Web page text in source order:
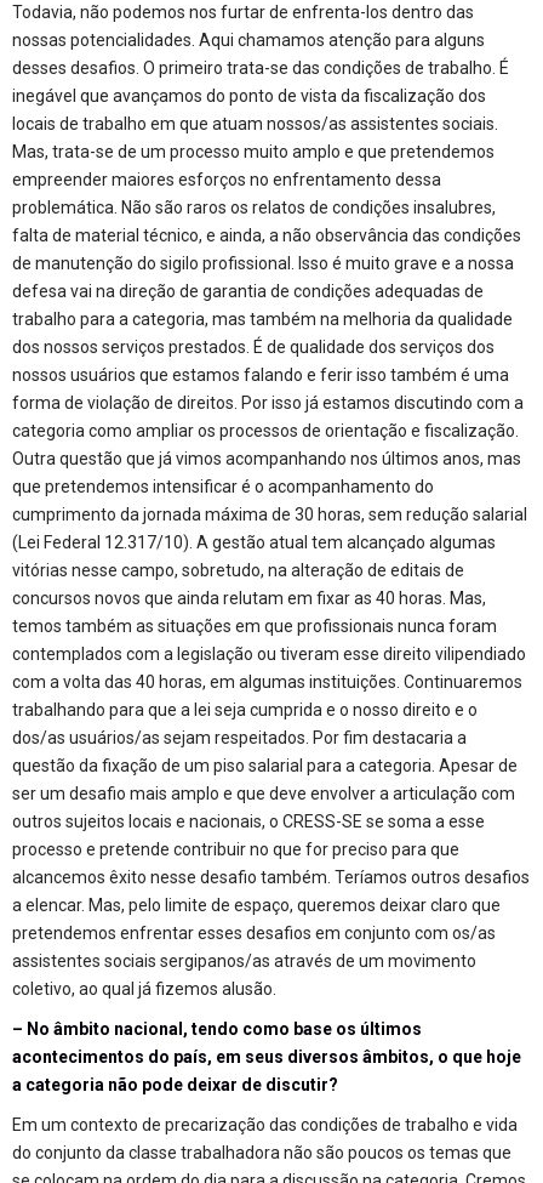
Todavia, não podemos nos furtar de enfrenta-los dentro das
nossas potencialidades. Aqui chamamos atenção para alguns
desses desafios. O primeiro trata-se das condições de trabalho. É
inegável que avançamos do ponto de vista da fiscalização dos
locais de trabalho em que atuam nossos/as assistentes sociais.
Mas, trata-se de um processo muito amplo e que pretendemos
empreender maiores esforços no enfrentamento dessa
problemática. Não são raros os relatos de condições insalubres,
falta de material técnico, e ainda, a não observância das condições
de manutenção do sigilo profissional. Isso é muito grave e a nossa
defesa vai na direção de garantia de condições adequadas de
trabalho para a categoria, mas também na melhoria da qualidade
dos nossos serviços prestados. É de qualidade dos serviços dos
nossos usuários que estamos falando e ferir isso também é uma
forma de violação de direitos. Por isso já estamos discutindo com a
categoria como ampliar os processos de orientação e fiscalização.
Outra questão que já vimos acompanhando nos últimos anos, mas
que pretendemos intensificar é o acompanhamento do
cumprimento da jornada máxima de 30 horas, sem redução salarial
(Lei Federal 12.317/10). A gestão atual tem alcançado algumas
vitórias nesse campo, sobretudo, na alteração de editais de
concursos novos que ainda relutam em fixar as 40 horas. Mas,
temos também as situações em que profissionais nunca foram
contemplados com a legislação ou tiveram esse direito vilipendiado
com a volta das 40 horas, em algumas instituições. Continuaremos
trabalhando para que a lei seja cumprida e o nosso direito e o
dos/as usuários/as sejam respeitados. Por fim destacaria a
questão da fixação de um piso salarial para a categoria. Apesar de
ser um desafio mais amplo e que deve envolver a articulação com
outros sujeitos locais e nacionais, o CRESS-SE se soma a esse
processo e pretende contribuir no que for preciso para que
alcancemos êxito nesse desafio também. Teríamos outros desafios
a elencar. Mas, pelo limite de espaço, queremos deixar claro que
pretendemos enfrentar esses desafios em conjunto com os/as
assistentes sociais sergipanos/as através de um movimento
coletivo, ao qual já fizemos alusão.
– No âmbito nacional, tendo como base os últimos
acontecimentos do país, em seus diversos âmbitos, o que hoje
a categoria não pode deixar de discutir?
Em um contexto de precarização das condições de trabalho e vida
do conjunto da classe trabalhadora não são poucos os temas que